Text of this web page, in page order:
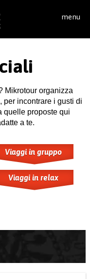
menu
Mikrotour organizza
per incontrare i gusti di
quelle proposte qui
a te.
Viaggi in gruppo
Viaggi in relax